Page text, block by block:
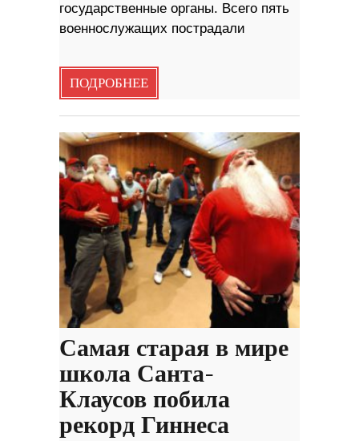
государственные органы. Всего пять
военнослужащих пострадали
ПОДРОБНЕЕ
Самая старая в мире
школа Санта-
Клаусов побила
рекорд Гиннеса